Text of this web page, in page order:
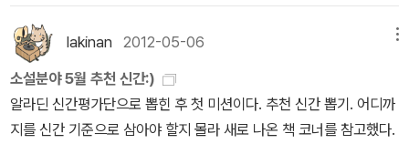
책은 세트가 없나요?? 미생-- <미생>은 마지막인 9권이
두 가지네요. 9권만 사거나, 아니면 박스 포함. 앞에서부터 한 권씩 모
았던 독자일 경우, 박스세트를 새로 사긴 좀 그렇죠. 인천상륙작
전-- 위의 <미생>을 그린 윤태호 작가의 다른 만화입니다. 1권이 나
왔을 때, 어? 했는데 벌써 2권이 나왔습니다. (그러니까 저는 계속 늦
고 있는 겁니다.) 이 책도 웹툰으로 연재되고 있나요? 본문이 컬러던
울어진다고 한다. 모나리자의 미소가 가짜 미소라는 증거는 비대칭성
이론'을 제외하더라도 눈을 보면 알 수 있다. 마음에서 우러나는 진짜
웃음과 미소'가 사용하는 얼굴 근육은 눈 부위의 근육과 연결되어 있
기 때문에 진짜 미소' 근육이 작동되면 자연적으로 눈 근육에 영향을
준다. 반면 가짜 미소'는 입꼬리를 움직이는 근육만을 사용할 뿐이기
르게 바라보기, 그리고 그러한 세상을 다르게 살아온 사람들...
그리고 새로운 세계와 그 세계를 살아가고 있는 우리들, 이 시대
의 모습. 이 중에서 읽고 싶은 건 '세상의 모든 도시락'요즘 찌개
한번 하면 4일은 기본, 버섯볶음을 해도 기본이 일주일...국이라고는
된장국밖에는.아, 정말 내가 할 수 있는 요리는 뭔가. 이 수많은
책들 중에 지금 내가 갖고 있는 책은 한권뿐이구나. 쓰읍~앞으로 갖
lakinan 2012-05-06
소설분야 5월 추천 신간:)
알라딘 신간평가단으로 뽑힌 후 첫 미션이다. 추천 신간 뽑기. 어디까
지를 신간 기준으로 삼아야 할지 몰라 새로 나온 책 코너를 참고했다.